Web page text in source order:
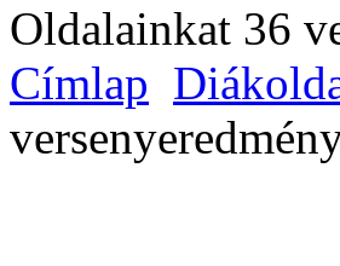
Oldalainkat 36
Címlap